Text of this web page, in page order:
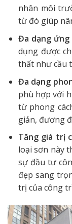
nhân môi
từ đó giúp
Đa dạng ứng
dụng được
thất như cầu
Đa dạng
phù hợp với
từ phong
giản, đương
Tăng giá trị
loại sơn này
sự đầu tư
đẹp sang
trị của công